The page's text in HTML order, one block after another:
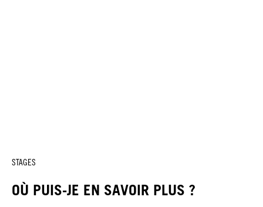
STAGES
OÙ PUIS-JE EN SAVOIR PLUS ?